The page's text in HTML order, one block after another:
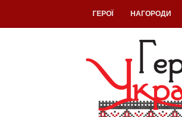
ГЕРОЇ НАГОРОДИ